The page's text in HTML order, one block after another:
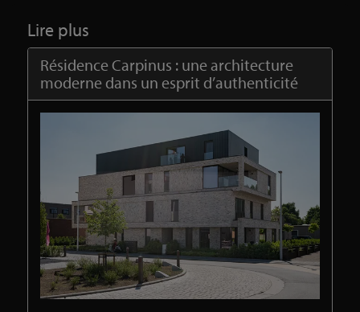
Lire plus
Résidence Carpinus : une architecture
moderne dans un esprit d’authenticité